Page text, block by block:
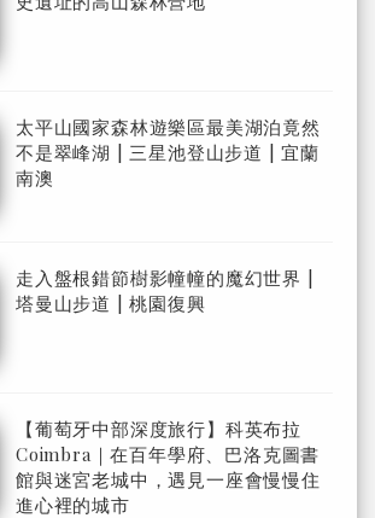
太平山國家森林遊樂區最美湖泊竟然
不是翠峰湖 | 三星池登山步道 | 宜蘭
南澳
走入盤根錯節樹影幢幢的魔幻世界 |
塔曼山步道 | 桃園復興
【葡萄牙中部深度旅行】科英布拉
Coimbra｜在百年學府、巴洛克圖書
館與迷宮老城中，遇見一座會慢慢住
進心裡的城市